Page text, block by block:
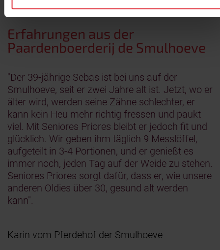
Erfahrungen aus der
Paardenboerderij de Smulhoeve
"Der 39-jährige Sebas ist bei uns auf der
Smulhoeve, seit er zwei Jahre alt ist. Jetzt, wo er
älter wird, werden seine Zähne schlechter, er
kann kein Heu mehr richtig fressen und paukt
viel. Mit Seniores Priores bleibt er jedoch fit und
glücklich. Wir geben ihm täglich 9 Messlöffel,
aufgeteilt in 3-4 Portionen, und er genießt es
immer noch, jeden Tag auf der Weide zu stehen.
Seniores Priores sorgt dafür, dass er, wie unsere
anderen Oldies über 30, gesund alt werden
kann".
Karin vom Pferdehof der Smulhoeve